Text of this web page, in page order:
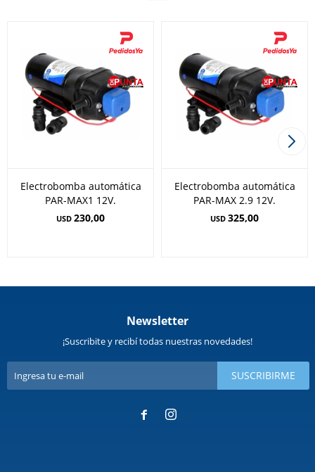
Electrobomba automática
PAR-MAX1 12V.
USD 230,00
Electrobomba automática
PAR-MAX 2.9 12V.
USD 325,00
Newsletter
¡Suscribite y recibí todas nuestras novedades!
SUSCRIBIRME
 